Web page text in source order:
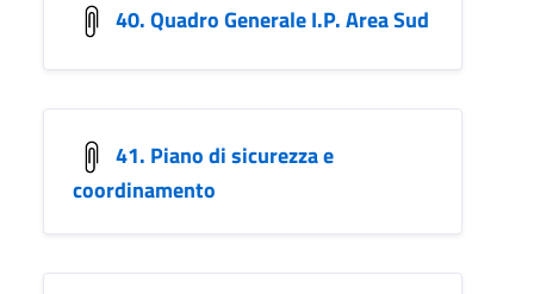
40. Quadro Generale I.P. Area Sud
41. Piano di sicurezza e
coordinamento